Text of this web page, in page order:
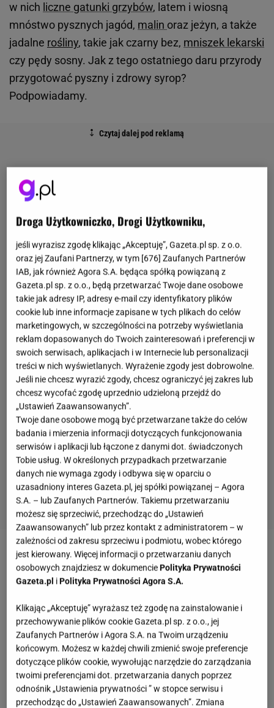
w nich liczne gatunki grzybów, latem i wiosną
mnóstwo pysznych jagód, malin oraz jeżyn, a także
jadalne rośliny, takie jak czarny bez, mniszek lekarski
czy pędy sosny. Jak z tego ostatniego daru przyrody
przygotować pyszny i zdrowy syrop?
Podpowiadamy.
Zobacz wideoZ cebuli i nie tylko! Domowe syropy z
warzyw i owoców wspomogą twoją odporność i
Jak zrobić syrop z pędów sosny? Leśnicy zdradzają
swój przepis
Do przygotowania syropu wedługprzepisu
opublikowanego na stronie Lasów Państwowych
Droga Użytkowniczko, Drogi Użytkowniku,
jeśli wyrazisz zgodę klikając „Akceptuję”, Gazeta.pl sp. z o.o.
oraz jej Zaufani Partnerzy, w tym [676] Zaufanych Partnerów
IAB, jak również Agora S.A. będąca spółką powiązaną z
Gazeta.pl sp. z o.o., będą przetwarzać Twoje dane osobowe
takie jak adresy IP, adresy e-mail czy identyfikatory plików
cookie lub inne informacje zapisane w tych plikach do celów
marketingowych, w szczególności na potrzeby wyświetlania
reklam dopasowanych do Twoich zainteresowań i preferencji w
swoich serwisach, aplikacjach i w Internecie lub personalizacji
treści w nich wyświetlanych. Wyrażenie zgody jest dobrowolne.
Jeśli nie chcesz wyrazić zgody, chcesz ograniczyć jej zakres lub
chcesz wycofać zgodę uprzednio udzieloną przejdź do
„Ustawień Zaawansowanych”.
Twoje dane osobowe mogą być przetwarzane także do celów
badania i mierzenia informacji dotyczących funkcjonowania
serwisów i aplikacji lub łączone z danymi dot. świadczonych
Tobie usług. W określonych przypadkach przetwarzanie
danych nie wymaga zgody i odbywa się w oparciu o
uzasadniony interes Gazeta.pl, jej spółki powiązanej – Agora
S.A. – lub Zaufanych Partnerów. Takiemu przetwarzaniu
możesz się sprzeciwić, przechodząc do „Ustawień
Zaawansowanych” lub przez kontakt z administratorem – w
zależności od zakresu sprzeciwu i podmiotu, wobec którego
jest kierowany. Więcej informacji o przetwarzaniu danych
osobowych znajdziesz w dokumencie Polityka Prywatności
Gazeta.pl i Polityka Prywatności Agora S.A.
Klikając „Akceptuję” wyrażasz też zgodę na zainstalowanie i
przechowywanie plików cookie Gazeta.pl sp. z o.o., jej
Zaufanych Partnerów i Agora S.A. na Twoim urządzeniu
końcowym. Możesz w każdej chwili zmienić swoje preferencje
dotyczące plików cookie, wywołując narzędzie do zarządzania
twoimi preferencjami dot. przetwarzania danych poprzez
odnośnik „Ustawienia prywatności ” w stopce serwisu i
przechodząc do „Ustawień Zaawansowanych”. Zmiana